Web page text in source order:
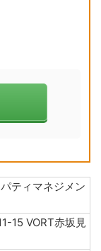
ティマネジメン
15 VORT赤坂見